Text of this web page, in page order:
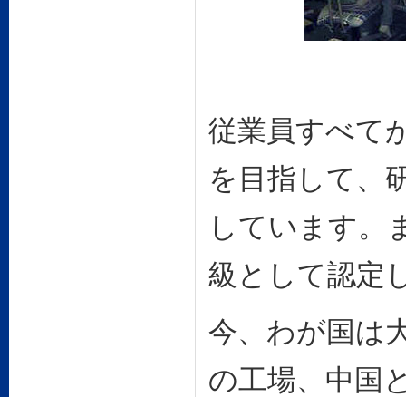
従業員すべて
を目指して、
しています。
級として認定
今、わが国は
の工場、中国